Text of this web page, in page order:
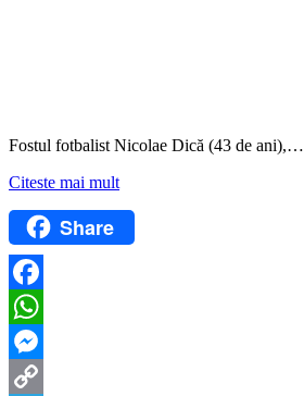
Fostul fotbalist Nicolae Dică (43 de ani),…
Citeste mai mult
Share
Facebook
WhatsApp
Messenger